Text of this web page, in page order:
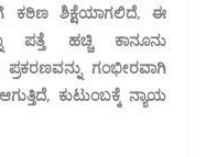
ಕಠಿಣ ಶಿಕ್ಷೆಯಾಗಲಿದೆ, ಈ
ಪತ್ತೆ ಹಚ್ಚಿ ಕಾನೂನು
ಪ್ರಕರಣವನ್ನು ಗಂಭೀರವಾಗಿ
ಕುಟುಂಬಕ್ಕೆ ನ್ಯಾಯ